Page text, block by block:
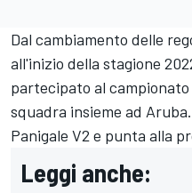
Dal cambiamento delle
all'inizio della stagione
partecipato al
squadra insieme ad
Panigale V2 e punta alla
Leggi anche: